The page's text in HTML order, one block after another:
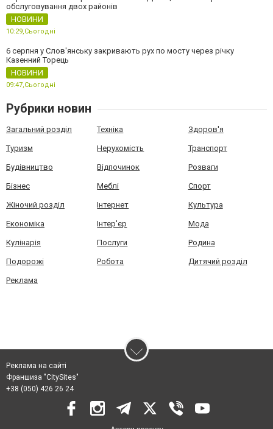
обслуговування двох районів
НОВИНИ
10:29,Сьогодні
6 серпня у Слов'янську закривають рух по мосту через річку
Казенний Торець
НОВИНИ
09:47,Сьогодні
Рубрики новин
Загальний розділ Техніка Здоров'я
Туризм Нерухомість Транспорт
Будівництво Відпочинок Розваги
Бізнес Меблі Спорт
Жіночий розділ Інтернет Культура
Економіка Інтер'єр Мода
Кулінарія Послуги Родина
Подорожі Робота Дитячий розділ
Реклама
Реклама на сайті
Франшиза "CitySites"
+38 (050) 426 26 24